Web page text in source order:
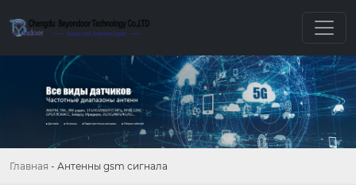
Главная - Антенны gsm сигнала